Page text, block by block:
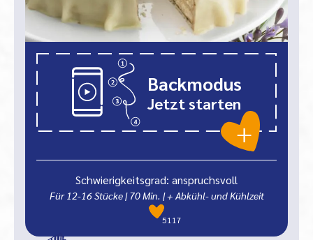
Backmodus
Jetzt starten
Schwierigkeitsgrad: anspruchsvoll
Für 12-16 Stücke|70Min. | + Abkühl- und Kühlzeit
5117